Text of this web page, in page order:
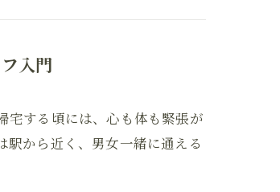
入門
宅する頃には、心も体も緊張が
から近く、男女一緒に通える